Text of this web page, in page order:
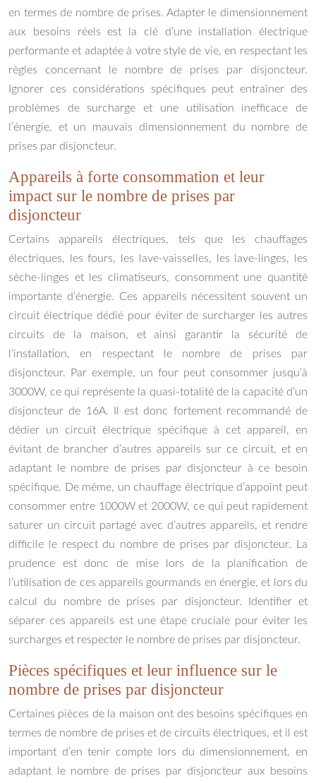
en termes de nombre de prises. Adapter le dimensionnement
aux besoins réels est la clé d’une installation électrique
performante et adaptée à votre style de vie, en respectant les
règles concernant le nombre de prises par disjoncteur.
Ignorer ces considérations spécifiques peut entraîner des
problèmes de surcharge et une utilisation inefficace de
l’énergie, et un mauvais dimensionnement du nombre de
prises par disjoncteur.
Appareils à forte consommation et leur
impact sur le nombre de prises par
disjoncteur
Certains appareils électriques, tels que les chauffages
électriques, les fours, les lave-vaisselles, les lave-linges, les
sèche-linges et les climatiseurs, consomment une quantité
importante d’énergie. Ces appareils nécessitent souvent un
circuit électrique dédié pour éviter de surcharger les autres
circuits de la maison, et ainsi garantir la sécurité de
l’installation, en respectant le nombre de prises par
disjoncteur. Par exemple, un four peut consommer jusqu’à
3000W, ce qui représente la quasi-totalité de la capacité d’un
disjoncteur de 16A. Il est donc fortement recommandé de
dédier un circuit électrique spécifique à cet appareil, en
évitant de brancher d’autres appareils sur ce circuit, et en
adaptant le nombre de prises par disjoncteur à ce besoin
spécifique. De même, un chauffage électrique d’appoint peut
consommer entre 1000W et 2000W, ce qui peut rapidement
saturer un circuit partagé avec d’autres appareils, et rendre
difficile le respect du nombre de prises par disjoncteur. La
prudence est donc de mise lors de la planification de
l’utilisation de ces appareils gourmands en énergie, et lors du
calcul du nombre de prises par disjoncteur. Identifier et
séparer ces appareils est une étape cruciale pour éviter les
surcharges et respecter le nombre de prises par disjoncteur.
Pièces spécifiques et leur influence sur le
nombre de prises par disjoncteur
Certaines pièces de la maison ont des besoins spécifiques en
termes de nombre de prises et de circuits électriques, et il est
important d’en tenir compte lors du dimensionnement, en
adaptant le nombre de prises par disjoncteur aux besoins